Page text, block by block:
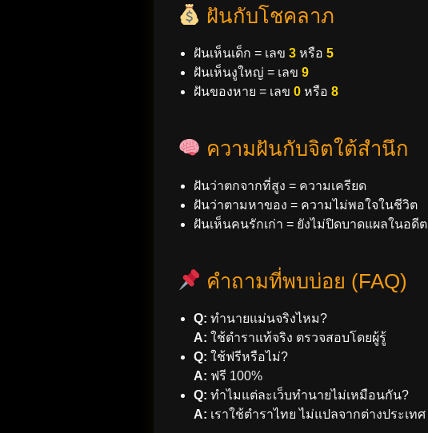
ฝันกับโชคลาภ
ฝันเห็นเด็ก = เลข 3 หรือ 5
ฝันเห็นงูใหญ่ = เลข 9
ฝันของหาย = เลข 0 หรือ 8
ความฝันกับจิตใต้สำนึก
ฝันว่าตกจากที่สูง = ความเครียด
ฝันว่าตามหาของ = ความไม่พอใจในชีวิต
ฝันเห็นคนรักเก่า = ยังไม่ปิดบาดแผลในอดีต
คำถามที่พบบ่อย (FAQ)
Q: ทำนายแม่นจริงไหม?
A: ใช้ตำราแท้จริง ตรวจสอบโดยผู้รู้
Q: ใช้ฟรีหรือไม่?
A: ฟรี 100%
Q: ทำไมแต่ละเว็บทำนายไม่เหมือนกัน?
A: เราใช้ตำราไทย ไม่แปลจากต่างประเทศ